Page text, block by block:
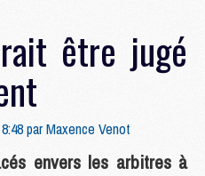
être jugé
parMaxence Venot
envers les arbitres à